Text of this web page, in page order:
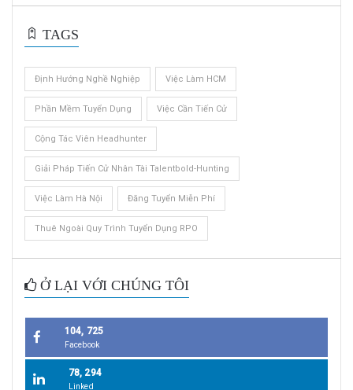
TAGS
Định Hướng Nghề Nghiệp Việc Làm HCM
Phần Mềm Tuyển Dụng Việc Cần Tiến Cử
Cộng Tác Viên Headhunter
Giải Pháp Tiến Cử Nhân Tài Talentbold-Hunting
Việc Làm Hà Nội Đăng Tuyển Miễn Phí
Thuê Ngoài Quy Trình Tuyển Dụng RPO
Ở LẠI VỚI CHÚNG TÔI
104, 725
Facebook
78, 294
Linked